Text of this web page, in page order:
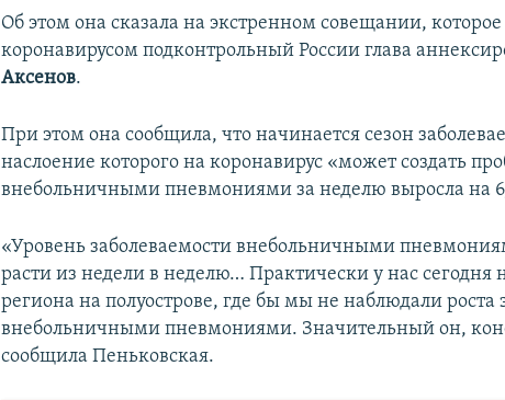
Об этом она сказала на экстренном совещании, которое
коронавирусом подконтрольный России глава
Аксенов.
При этом она сообщила, что начинается сезон
наслоение которого на коронавирус «может создать
внебольничными пневмониями за неделю выросла на
«Уровень заболеваемости внебольничными
расти из недели в неделю… Практически у нас сегодня
региона на полуострове, где бы мы не наблюдали роста
внебольничными пневмониями. Значительный он,
сообщила Пеньковская.